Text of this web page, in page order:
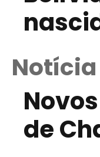
Notícia
de